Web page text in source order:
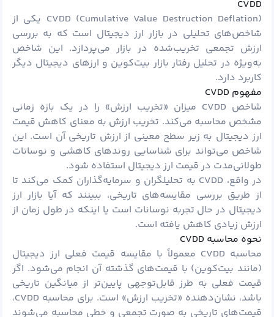
CVDD
CVDD (Cumulative Value Destruction Deflation) یکی از
شاخص‌های تحلیلی در بازار ارز دیجیتال است که به بررسی
ارزش تجمعی تخریب‌شده در بازار می‌پردازد. این شاخص
به‌ویژه در تحلیل رفتار بازار بیت‌کوین و ارزهای دیجیتال دیگر
کاربرد دارد.
مفهوم CVDD
شاخص CVDD میزان «تخریب ارزش» را در یک بازه زمانی
مشخص محاسبه می‌کند. تخریب ارزش به معنای کاهش قیمت
ارز دیجیتال به زیر سطح معینی از ارزش تاریخی آن است. این
شاخص می‌تواند برای شناسایی روندهای کاهشی و نوسانات
طولانی‌مدت در قیمت ارز دیجیتال استفاده شود.
در واقع، CVDD به تحلیلگران و سرمایه‌گذاران کمک می‌کند تا
از طریق بررسی مقایسه‌های تاریخی، ببینند که آیا بازار ارز
دیجیتال در حال تجربه نوسانات است یا اینکه در طول زمان از
ارزش زیادی کاهش یافته است.
نحوه محاسبه CVDD
محاسبه CVDD معمولاً با مقایسه قیمت فعلی ارز دیجیتال
(مانند بیت‌کوین) با قیمت‌های گذشته آن انجام می‌شود. اگر
قیمت فعلی به طرز قابل‌توجهی پایین‌تر از میانگین تاریخی
باشد، نشان‌دهنده «تخریب ارزش» است. برای محاسبه CVDD،
قیمت‌های تاریخی به صورت تجمعی و خطی محاسبه می‌شوند